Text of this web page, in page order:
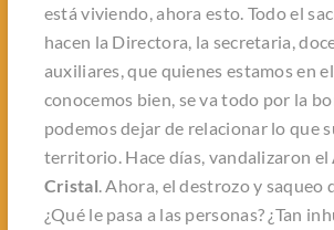
está viviendo, ahora esto. Todo el
hacen la Directora, la secretaria,
auxiliares, que quienes estamos en
conocemos bien, se va todo por la
podemos dejar de relacionar lo que
territorio. Hace días, vandalizaron el
Cristal . Ahora, el destrozo y saqueo
¿Qué le pasa a las personas? ¿Tan